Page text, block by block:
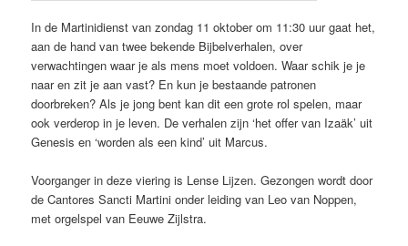
In de Martinidienst van zondag 11 oktober om 11:30 uur gaat het,
aan de hand van twee bekende Bijbelverhalen, over
verwachtingen waar je als mens moet voldoen. Waar schik je je
naar en zit je aan vast? En kun je bestaande patronen
doorbreken? Als je jong bent kan dit een grote rol spelen, maar
ook verderop in je leven. De verhalen zijn ‘het offer van Izaäk’ uit
Genesis en ‘worden als een kind’ uit Marcus.
Voorganger in deze viering is Lense Lijzen. Gezongen wordt door
de Cantores Sancti Martini onder leiding van Leo van Noppen,
met orgelspel van Eeuwe Zijlstra.